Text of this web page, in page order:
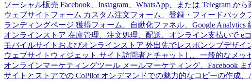
ソーシャル販売 Facebook、Instagram、WhatsApp、または Telegram か
ウェブサイトフォーム カスタム注文フォーム、登録・フィードバッ
ランディングページ 獲得フォーム、自動化ファネル、Google
オンラインストア 在庫管理、注文処理、配送、オンライン支払いで e
モバイルサイトおよびオンラインストア 外出先でレスポンシブデザイ
ウェブサイトウィジェット サイト訪問者とチャットし、一般的なメ
オンラインマーケティングツール メールマーケティング、Facebook
サイトとストアでの CoPilot オンデマンドでの魅力的なコピーの作成